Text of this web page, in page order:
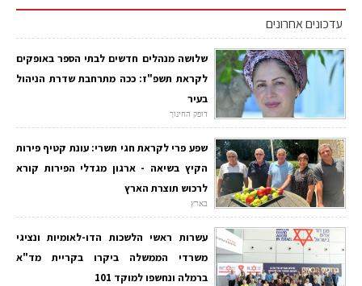
עדכונים אחרונים
שלושה מנהלים חדשים לבתי הספר באופקים
לקראת תשפ"ז: ככה מתרחבת שדרת הניהול
בעיר
דופק החינוך
שפע פרי לקראת חגי תשרי: עונת קטיף פירות
הקיץ בשיאה - ארגון מגדלי הפירות קורא
לרכוש תוצרת הארץ
בארץ
עשרות ראשי הלשכות הדו-לאומיות ונציגי
משרדי הממשלה ביקרו בקריית מד"א
ברמלה ונחשפו למוקד 101